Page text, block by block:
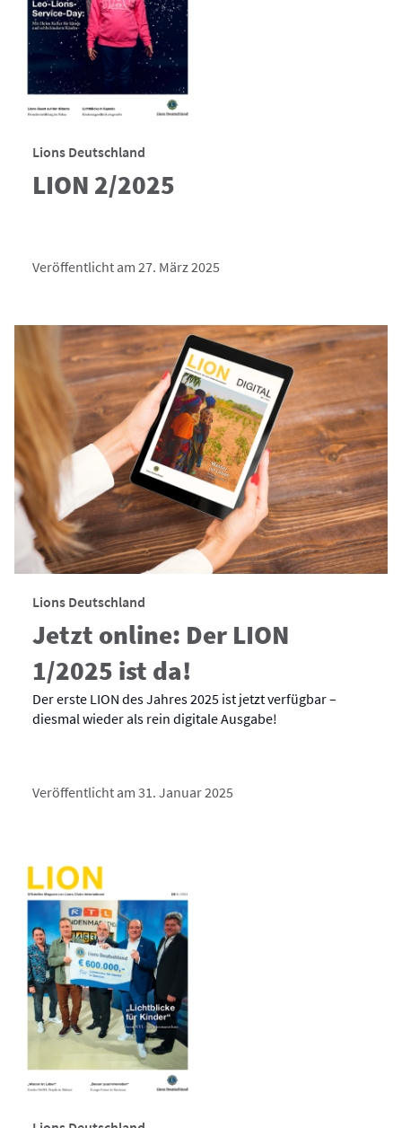
Lions Deutschland
LION 2/2025
Veröffentlicht am 27. März 2025
Lions Deutschland
Jetzt online: Der LION
1/2025 ist da!
Der erste LION des Jahres 2025 ist jetzt verfügbar –
diesmal wieder als rein digitale Ausgabe!
Veröffentlicht am 31. Januar 2025